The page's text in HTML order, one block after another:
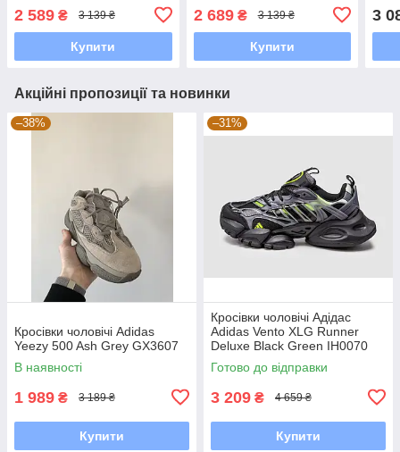
2 589 ₴ 3 139 ₴
Купити
2 689₴ 3 139 ₴
Купити
3
Акційні пропозиції та новинки
–38%
Кросівки чоловічі Adidas
Yeezy 500 Ash Grey GX3607
В наявності
1 989 ₴ 3 189 ₴
Купити
–31%
Кросівки чоловічі Адідас
Adidas Vento XLG Runner
Deluxe Black Green IH0070
Готово до відправки
3 209 ₴ 4 659 ₴
Купити